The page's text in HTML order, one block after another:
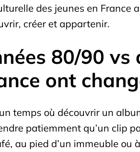
des jeunes en France
créer et appartenir.
80/90 vs
ont
temps où découvrir un
patiemment qu’un clip
au pied d’un immeuble ou